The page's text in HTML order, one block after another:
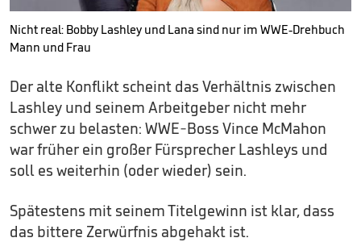
Nicht real: Bobby Lashley und Lana sind nur im WWE-Drehbuch
Mann und Frau
Der alte Konflikt scheint das Verhältnis zwischen
Lashley und seinem Arbeitgeber nicht mehr
schwer zu belasten: WWE-Boss Vince McMahon
war früher ein großer Fürsprecher Lashleys und
soll es weiterhin (oder wieder) sein.
Spätestens mit seinem Titelgewinn ist klar, dass
das bittere Zerwürfnis abgehakt ist.